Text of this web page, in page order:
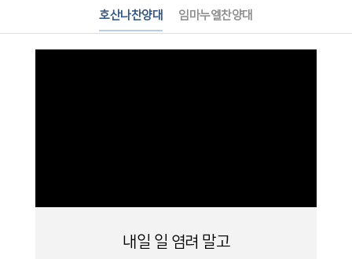
호산나찬양대 임마누엘찬양대
내일 일 염려 말고